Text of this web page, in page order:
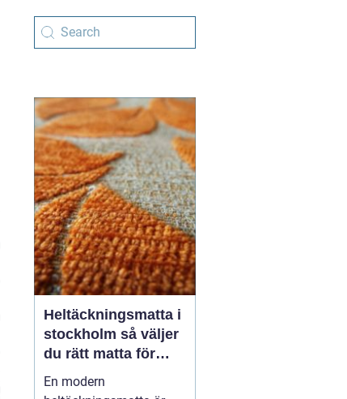
Heltäckningsmatta i
stockholm så väljer
du rätt matta för
hem och kontor
En modern